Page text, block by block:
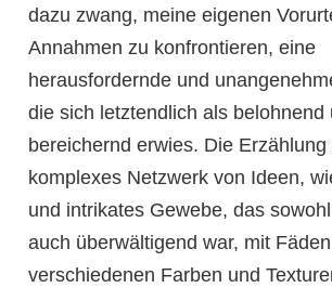
dazu zwang, meine eigenen
Annahmen zu konfrontieren, eine
herausfordernde und
die sich letztendlich als belohnend
bereichernd erwies. Die Erzählung
komplexes Netzwerk von Ideen,
und intrikates Gewebe, das
auch überwältigend war, mit
verschiedenen Farben und